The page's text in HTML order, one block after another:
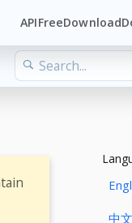
APIFreeDownload
中文